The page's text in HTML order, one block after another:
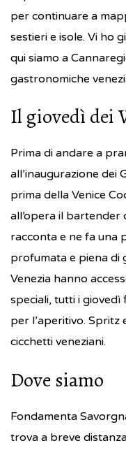
per continuare a
sestieri e isole. Vi ho
qui siamo a
gastronomiche
Il giovedì dei
Prima di andare a
all’inaugurazione dei
prima della Venice
all’opera il bartender
racconta e ne fa una
profumata e piena di
Venezia hanno
speciali, tutti i giovedì
per l’aperitivo. Spritz
cicchetti veneziani.
Dove siamo
Fondamenta
trova a breve